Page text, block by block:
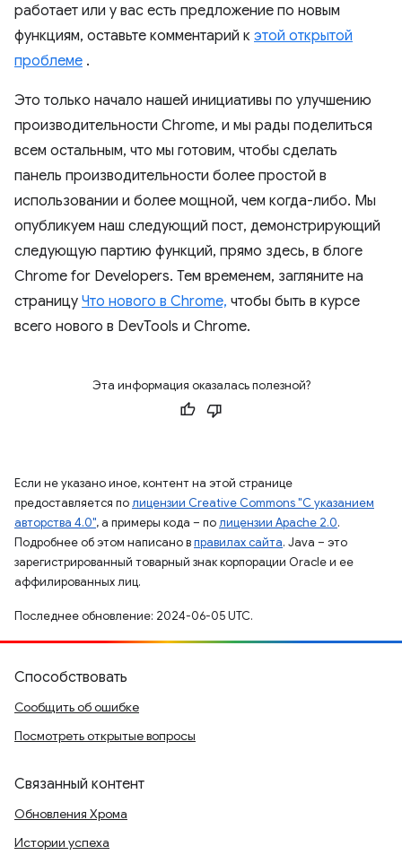
работает или у вас есть предложение по новым
функциям, оставьте комментарий к этой открытой
проблеме .
Это только начало нашей инициативы по улучшению
производительности Chrome, и мы рады поделиться
всем остальным, что мы готовим, чтобы сделать
панель производительности более простой в
использовании и более мощной, чем когда-либо. Мы
опубликуем наш следующий пост, демонстрирующий
следующую партию функций, прямо здесь, в блоге
Chrome for Developers. Тем временем, загляните на
страницу Что нового в Chrome, чтобы быть в курсе
всего нового в DevTools и Chrome.
Эта информация оказалась полезной?
Если не указано иное, контент на этой странице
предоставляется полицензии Creative Commons "С указанием
авторства 4.0", а примеры кода – полицензии Apache 2.0.
Подробнее об этом написано вправилах сайта. Java – это
зарегистрированный товарный знак корпорации Oracle и ее
аффилированных лиц.
Последнее обновление: 2024-06-05 UTC.
Способствовать
Сообщить об ошибке
Посмотреть открытые вопросы
Связанный контент
Обновления Хрома
Истории успеха